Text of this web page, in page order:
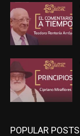
POPULAR POSTS